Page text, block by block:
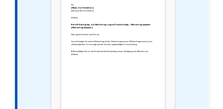
An:
[Name des Vermieters]
[Adresse des Vermieters]
[Datum]
Betreff: Kündigung des Mietvertrags wegen Preiserhöhung – Mietvertragsnummer:
[Mietvertragsnummer]
Sehr geehrte Damen und Herren,
hiermit kündige ich meinen Mietvertrag mit der Mietvertragsnummer [Mietvertragsnummer] zum
nächstmöglichen Termin aufgrund der kürzlich angekündigten Preiserhöhung.
Bitte bestätigen Sie mir den Erhalt und die Bearbeitung meiner Kündigung schriftlich bis zum
[Datum].